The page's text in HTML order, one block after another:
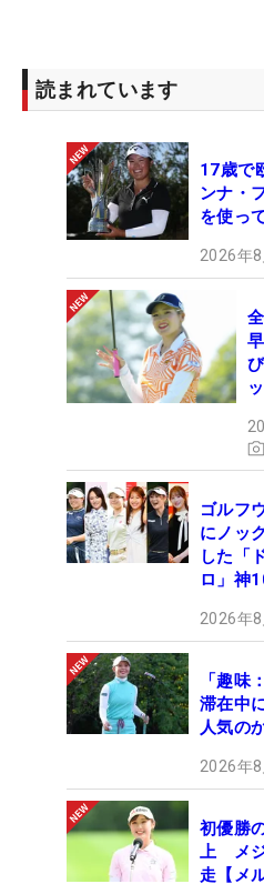
読まれています
17歳で
ンナ・
を使っ
2026年
ゴルフ
にノッ
した「
ロ」神
2026年
「趣味
滞在中
人気の
2026年
初優勝
上 メジ
走【メ